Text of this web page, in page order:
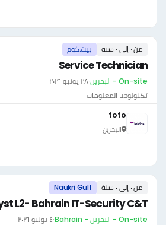
من ٠ إلى ٠ سنة بيت.كوم
Service Technician
On-site - البحرين ·٢٨ يونيو ٢٠٢٦
تكنولوجيا المعلومات
toto
البحرين
من ٠ إلى ٠ سنة Naukri Gulf
L2- Bahrain IT-Security C&T
On-site - البحرين - Bahrain ·٤ يونيو ٢٠٢٦